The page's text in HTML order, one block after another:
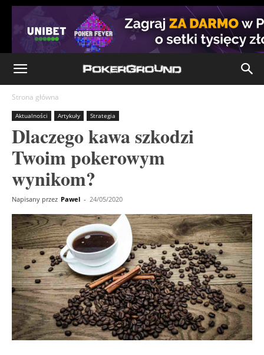
Strona główna
Aktualności Artykuły Strategia
Dlaczego kawa szkodzi
Twoim pokerowym
wynikom?
Napisany przez Pawel - 24/05/2020